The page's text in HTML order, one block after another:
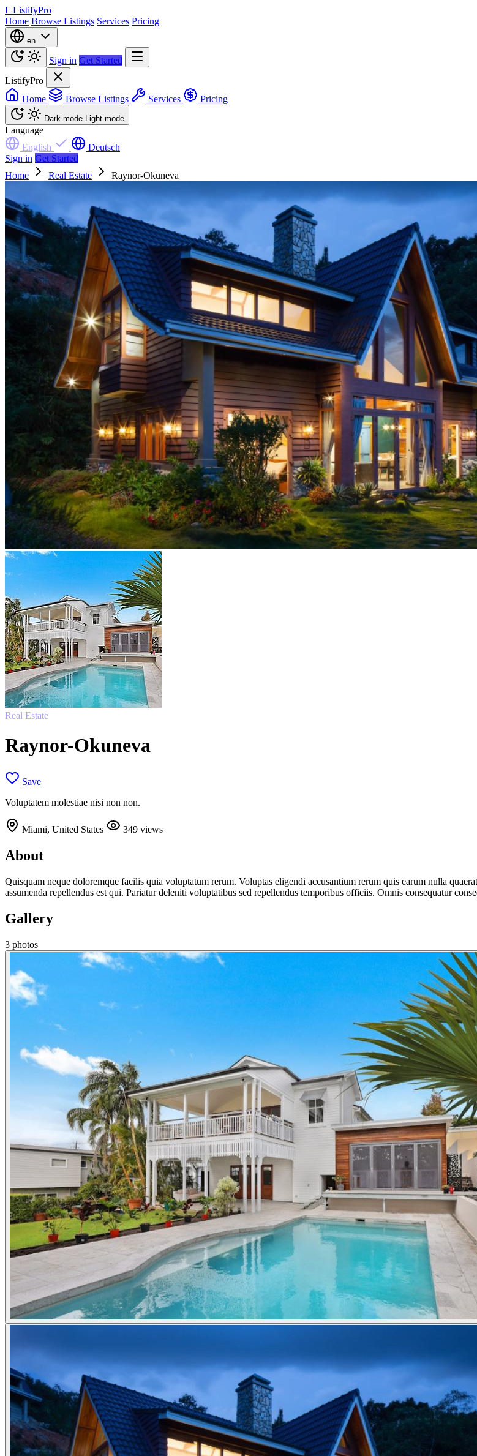
L ListifyPro
Home Browse Listings Services Pricing
en
Sign in Get Started
ListifyPro
Home
Browse Listings Services Pricing
Dark mode Light mode
Language
English
Deutsch
Sign in Get Started
Home
Real Estate Raynor-Okuneva
Real Estate
Raynor-Okuneva
Save
Voluptatem molestiae nisi non non.
Miami, United States 349 views
About
Quisquam neque doloremque facilis quia voluptatum rerum. Voluptas eligendi accusantium rerum quis earum nulla
assumenda repellendus est qui. Pariatur deleniti voluptatibus sed repellendus temporibus officiis. Omnis consequatur
Gallery
3 photos